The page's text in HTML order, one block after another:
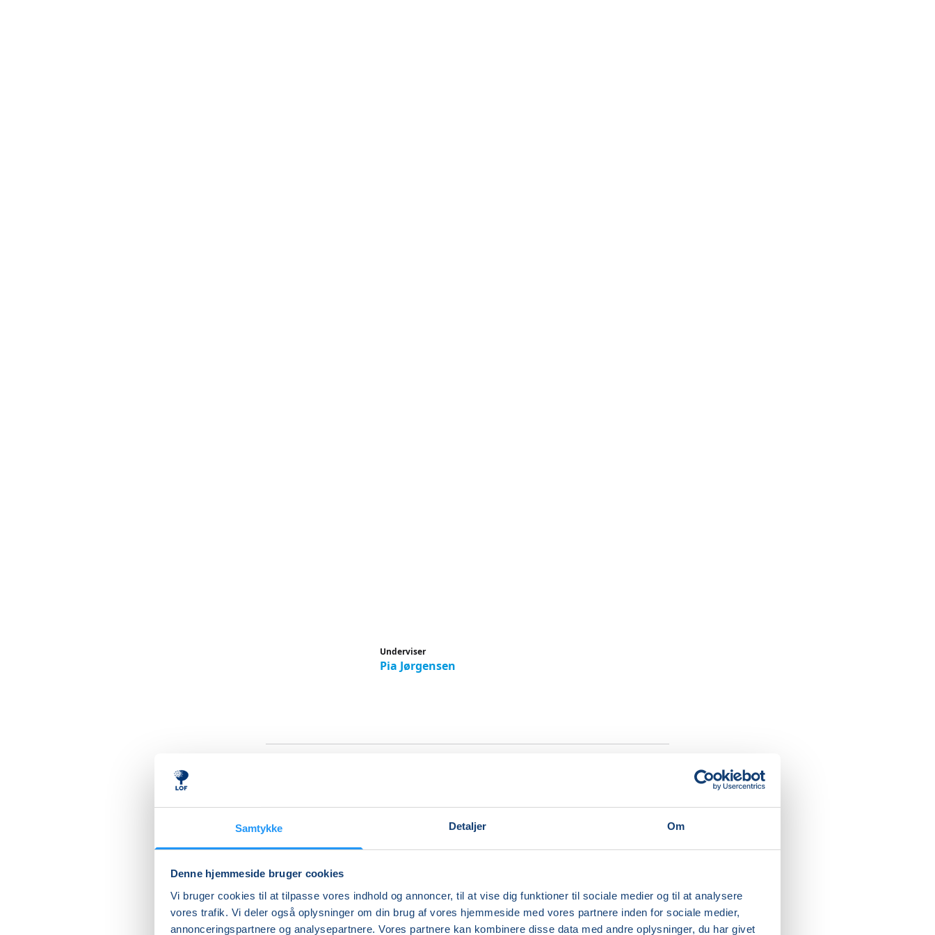
Samtykke Detaljer Om
Denne hjemmeside bruger cookies
Vi bruger cookies til at tilpasse vores indhold og annoncer, til at vise dig funktioner til sociale medier og til at analysere
vores trafik. Vi deler også oplysninger om din brug af vores hjemmeside med vores partnere inden for sociale medier,
annonceringspartnere og analysepartnere. Vores partnere kan kombinere disse data med andre oplysninger, du har givet
Underviser
Pia Jørgensen
Jørgensen i Korsør
Træning i varmt vand giver glæde og velvære. Vi arbejder med forskellige
øvelser, hvor vi får bevæget de fleste af kroppens muskelgrupper. Vi
benytter os af vandets bæreevne og modstand. Nogle af øvelserne vil være